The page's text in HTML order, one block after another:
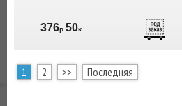
376р. 50к.
1 2 >> Последняя